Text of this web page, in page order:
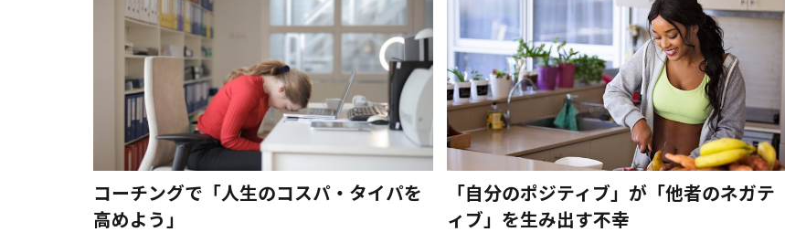
コーチングで「人生のコスパ・タイパを
高めよう」
「自分のポジティブ」が「他者のネガテ
ィブ」を生み出す不幸